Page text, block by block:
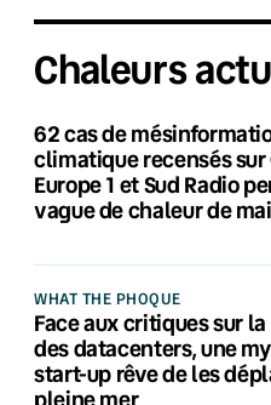
Chaleurs
62 cas de
climatique recensés sur
Europe 1 et Sud Radio
vague de chaleur de mai
WHAT THE PHOQUE
Face aux critiques sur
des datacenters, une
start-up rêve de les
pleine mer